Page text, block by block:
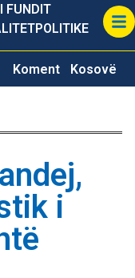
FUNDIT
POLITIKE
Koment Kosovë
i